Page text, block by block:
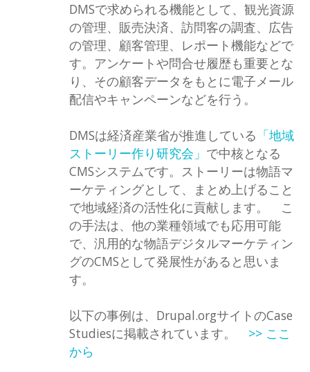
DMSで求められる機能として、観光資源
の管理、販売決済、訪問客の調査、広告
の管理、顧客管理、レポート機能などで
す。アンケートや問合せ履歴も重要とな
り、その顧客データをもとに電子メール
配信やキャンペーンなどを行う。
DMSは経済産業省が推進している 「地域
ストーリー作り研究会」 で中核となる
CMSシステムです。ストーリーは物語マ
ーケティングとして、まとめ上げること
で地域経済の活性化に貢献します。 こ
の手法は、他の業種領域でも応用可能
で、汎用的な物語デジタルマーケティン
グのCMSとして発展性があると思いま
す。
以下の事例は、Drupal.orgサイトのCase
Studiesに掲載されています。 >> ここ
から